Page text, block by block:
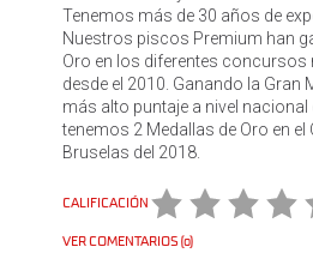
Tenemos más de 30 años de
Nuestros piscos Premium han
Oro en los diferentes concursos
desde el 2010. Ganando la Gran
más alto puntaje a nivel nacional
tenemos 2 Medallas de Oro en el
Bruselas del 2018.
CALIFICACIÓN
VER COMENTARIOS (0)